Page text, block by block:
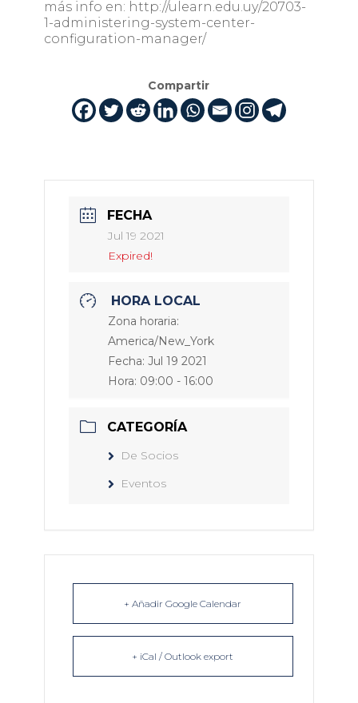
más info en: http://ulearn.edu.uy/20703-
1-administering-system-center-
configuration-manager/
Compartir
FECHA
Jul 19 2021
Expired!
HORA LOCAL
Zona horaria:
America/New_York
Fecha: Jul 19 2021
Hora: 09:00 - 16:00
CATEGORÍA
De Socios
Eventos
+ Añadir Google Calendar
+ iCal / Outlook export